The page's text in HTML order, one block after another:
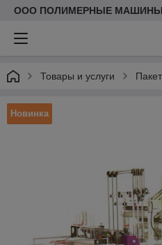
ООО ПОЛИМЕРНЫЕ МАШИНЫ
Товары и услуги
Новинка